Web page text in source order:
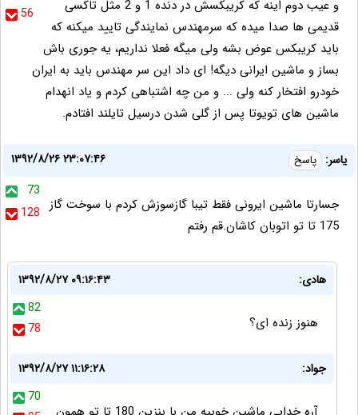
56
و عیب دوم اینه که کریبکسش در دنده 1 و 2 مثل تاکسی
قدیمی ها صدا میده که سرمهندس نمایندگی تایید میکنه که
باید کریبکس عوض بشه ولی میگه فعلا نداریم، یه جوری باش
بساز و ماشین ایرانی دیگه! ای داد این سر مهندس باید به ایران
خودرو افتخار کنه ولی ... و من چه اشتباهی کردم و یاد انهدام
ماشین های تویوتا پس از گلی شدن درسیل تایلند افتادم.
یاسر: پاسخ
۱۳۹۲/۸/۲۶ ۲۳:۰۷:۴۶
73
128 جسارتا ماشین ایرونی فقط تیبا گازسوزش کردم با سوخت گاز
175 تا تو اتوبان کاشان.قم رفتم
هادی:
۱۳۹۲/۸/۲۷ ۰۹:۱۶:۴۳
82
78
هنوز زنده ای؟
جواد:
۱۳۹۲/۸/۲۷ ۱۱:۱۶:۲۸
70